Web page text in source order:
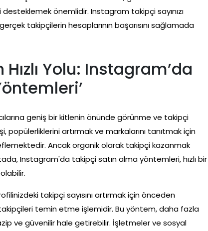
desteklemek önemlidir. Instagram takipçi sayınızı
takipçilerin hesaplarının başarısını sağlamada
Yolu: Instagram’da
geniş bir kitlenin önünde görünme ve takipçi
popülerliklerini artırmak ve markalarını tanıtmak için
Ancak organik olarak takipçi kazanmak
Instagram'da takipçi satın alma yöntemleri, hızlı bir
takipçi sayısını artırmak için önceden
temin etme işlemidir. Bu yöntem, daha fazla
ve güvenilir hale getirebilir. İşletmeler ve sosyal